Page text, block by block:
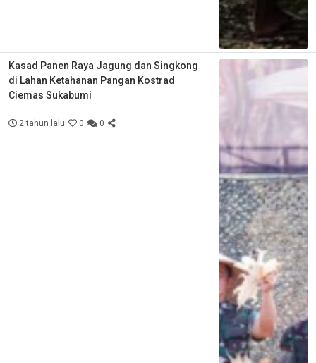
Kasad Panen Raya Jagung dan Singkong
di Lahan Ketahanan Pangan Kostrad
Ciemas Sukabumi
2 tahun lalu 0 0